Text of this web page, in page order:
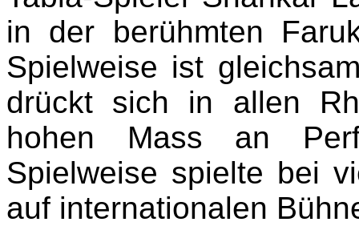
in der berühmten
Spielweise ist
drückt sich in allen
hohen Mass an
Spielweise spielte bei
auf internationalen